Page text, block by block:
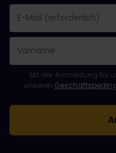
Das Feld „E-Mail-
Diese E-Mail-Adresse
Beim Abonnieren des
Du hast diesen
Bitte stimme den
Mit der Anmeldung für
unseren